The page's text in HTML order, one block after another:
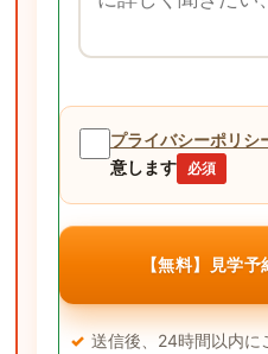
プライバシーポリシ
意します
必須
【無料】見学
送信後、24時間以内に